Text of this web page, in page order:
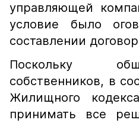
управляющей
условие было
составлении
Поскольку
собственников, в
Жилищного
принимать все